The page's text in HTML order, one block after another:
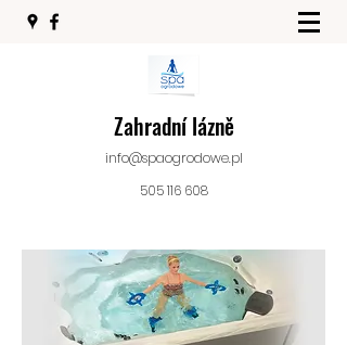
Zahradní lázně
info@spaogrodowe.pl
505 116 608